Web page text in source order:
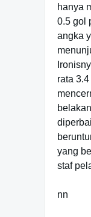
hanya
0.5 gol
angka
rata
yang
staf
nn